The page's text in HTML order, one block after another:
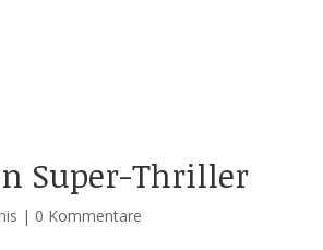
Super-Thriller
| 0 Kommentare